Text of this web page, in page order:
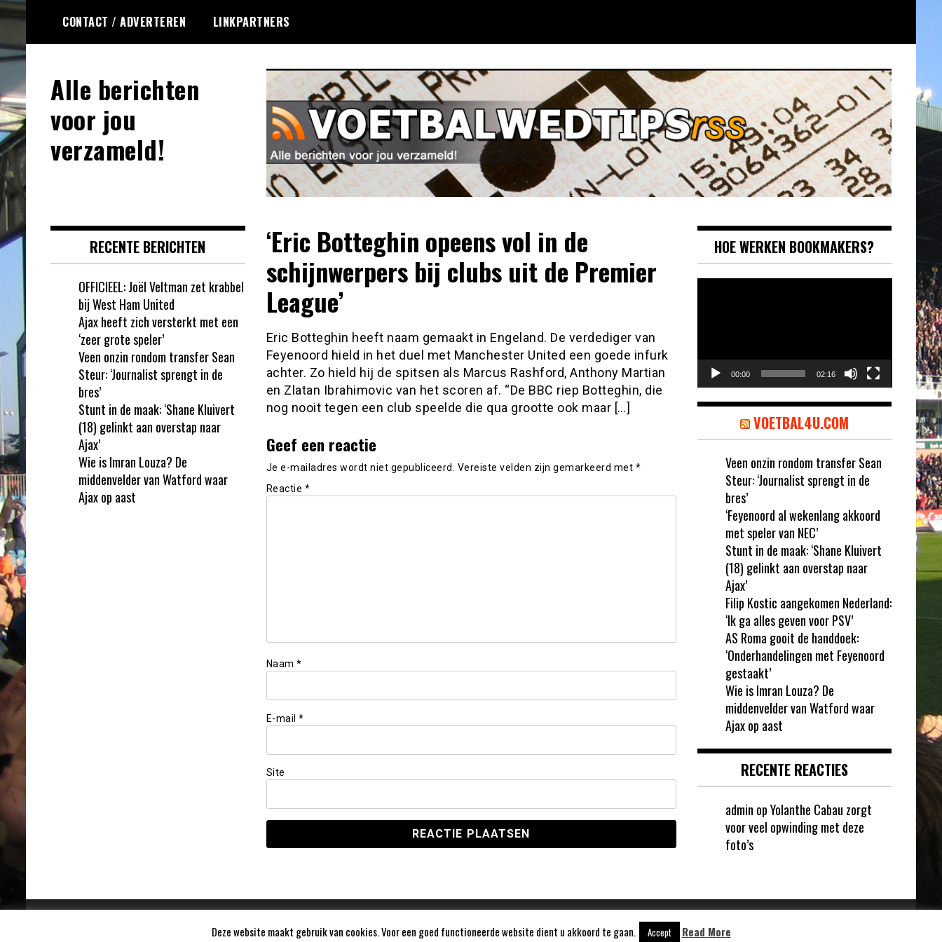
Ga
naar
de
inhoud
CONTACT / ADVERTEREN LINKPARTNERS
Alle berichten
voor jou
verzameld!
‘Eric Botteghin opeens vol in de
schijnwerpers bij clubs uit de Premier
League’
Eric Botteghin heeft naam gemaakt in Engeland. De verdediger van
Feyenoord hield in het duel met Manchester United een goede infurk
achter. Zo hield hij de spitsen als Marcus Rashford, Anthony Martian
en Zlatan Ibrahimovic van het scoren af. “De BBC riep Botteghin, die
nog nooit tegen een club speelde die qua grootte ook maar […]
Geef een reactie
Je e-mailadres wordt niet gepubliceerd. Vereiste velden zijn gemarkeerd met *
Reactie *
Naam *
E-mail *
Site
RECENTE BERICHTEN
OFFICIEEL: Joël Veltman zet krabbel
bij West Ham United
Ajax heeft zich versterkt met een
‘zeer grote speler’
Veen onzin rondom transfer Sean
Steur: ‘Journalist sprengt in de
bres’
Stunt in de maak: ‘Shane Kluivert
(18) gelinkt aan overstap naar
Ajax’
Wie is Imran Louza? De
middenvelder van Watford waar
Ajax op aast
HOE WERKEN BOOKMAKERS?
00:00 02:16
VOETBAL4U.COM
Veen onzin rondom transfer Sean
Steur: ‘Journalist sprengt in de
bres’
‘Feyenoord al wekenlang akkoord
met speler van NEC’
Stunt in de maak: ‘Shane Kluivert
(18) gelinkt aan overstap naar
Ajax’
Filip Kostic aangekomen Nederland:
‘Ik ga alles geven voor PSV’
AS Roma gooit de handdoek:
‘Onderhandelingen met Feyenoord
gestaakt’
Wie is Imran Louza? De
middenvelder van Watford waar
Ajax op aast
RECENTE REACTIES
admin opYolanthe Cabau zorgt
voor veel opwinding met deze
foto’s
Deze website maakt gebruik van cookies. Voor een goed functioneerde website dient u akkoord te gaan. Accept Read More